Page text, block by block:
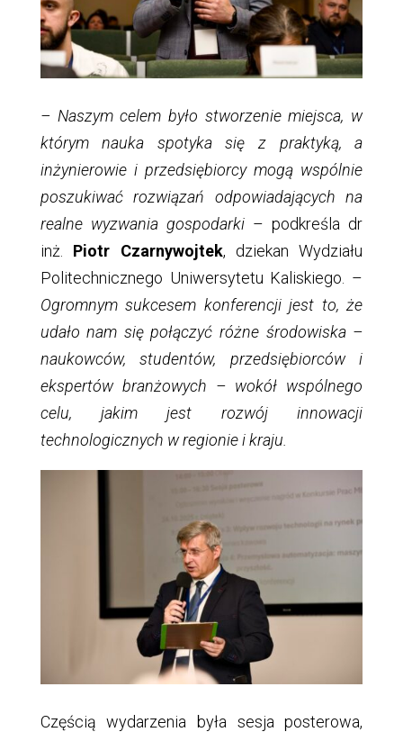
– Naszym celem było stworzenie miejsca, w
którym nauka spotyka się z praktyką, a
inżynierowie i przedsiębiorcy mogą wspólnie
poszukiwać rozwiązań odpowiadających na
realne wyzwania gospodarki– podkreśla dr
inż. Piotr Czarnywojtek, dziekan Wydziału
Politechnicznego Uniwersytetu Kaliskiego. –
Ogromnym sukcesem konferencji jest to, że
udało nam się połączyć różne środowiska –
naukowców, studentów, przedsiębiorców i
ekspertów branżowych – wokół wspólnego
celu, jakim jest rozwój innowacji
technologicznych w regionie i kraju.
Częścią wydarzenia była sesja posterowa,